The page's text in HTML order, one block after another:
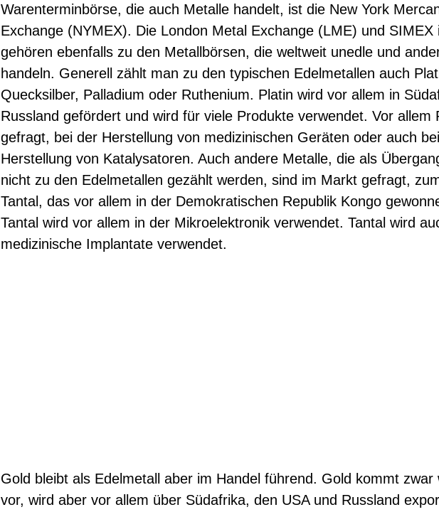
Warenterminbörse, die auch Metalle handelt, ist die New York
Exchange (NYMEX). Die London Metal Exchange (LME) und SIMEX
gehören ebenfalls zu den Metallbörsen, die weltweit unedle und
handeln. Generell zählt man zu den typischen Edelmetallen auch
Quecksilber, Palladium oder Ruthenium. Platin wird vor allem in
Russland gefördert und wird für viele Produkte verwendet. Vor allem
gefragt, bei der Herstellung von medizinischen Geräten oder auch
Herstellung von Katalysatoren. Auch andere Metalle, die als
nicht zu den Edelmetallen gezählt werden, sind im Markt gefragt,
Tantal, das vor allem in der Demokratischen Republik Kongo
Tantal wird vor allem in der Mikroelektronik verwendet. Tantal wird
medizinische Implantate verwendet.
Gold bleibt als Edelmetall aber im Handel führend. Gold kommt zwar
vor, wird aber vor allem über Südafrika, den USA und Russland